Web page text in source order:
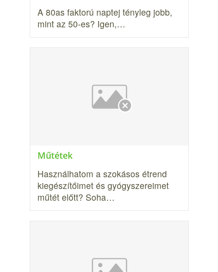
A 80as faktorú naptej tényleg jobb,
mint az 50-es? Igen,…
Műtétek
Használhatom a szokásos étrend
kiegészítőimet és gyógyszereimet
műtét előtt? Soha…